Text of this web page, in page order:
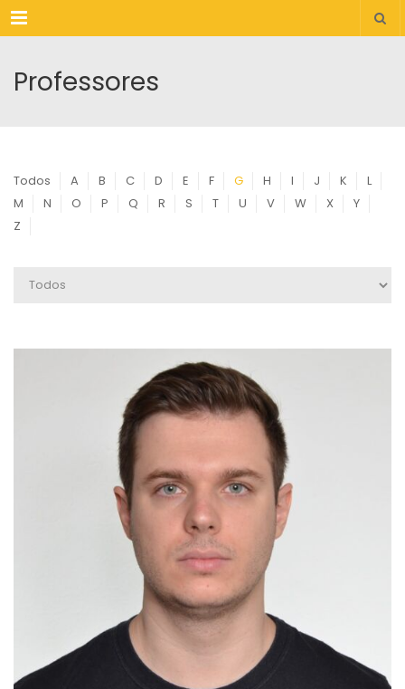
Menu
Professores
Todos A B C D E F G H I J K
L
M
N O P Q R S T U V W X
Y
Z